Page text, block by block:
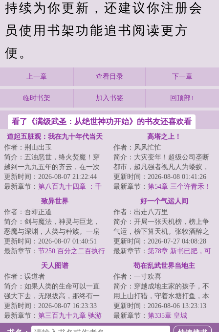
持续为你更新，还建议你注册会
员使用书架功能追书阅读更方
便。
上一章 查看目录 下一章
临时书架 加入书签 回顶部↑
看了《满级武圣：从绝世神功开始》的书友还喜欢看
道起五脏观：我在九十年代当天
师
作者：荆山出玉
简介：五浊恶世，绛火焚魔！穿
越到一九九五年的齐云，在一次
山村的婚宴上。一则关于“神仙
山”传说，将他...
更新时间：2026-08-07 21:22:44
最新章节： 第八百九十四章 ：千
年一见，山门仍在
高塔之上！
作者：风风忙忙
简介：大灾变年！超级公司垄断
都市，超凡强者视凡人为蝼蚁，
上升的通道已被彻底控制。修仙
者们装载【外置...
更新时间：2026-08-08 01:41:26
最新章节： 第54章 三个许青禾！
致异世界
作者：吾即正道
简介：剑与魔法，神灵与巨龙，
恶魔与深渊，人类与种族。一扇
门在这奇幻而诡谲的世界出现，
带来一个不属于...
更新时间：2026-08-07 01:40:51
最新章节： 节250.百分之二百执行
好一个气运人间
作者：出走八万里
简介：开局一张天机榜，榜上争
气运，榜下算天机。张牧酒醉之
间，穿越到了这个聚气运，修武
道的世界。有人...
更新时间：2026-07-27 04:08:28
最新章节： 第78章 新书已肥，可
天人图谱
作者：误道者
简介：如果人类的生命可以一直
强大下去，无限拔高，那终有一
日能与天相接！...
更新时间：2026-08-07 16:23:33
最新章节： 第三百九十九章 驰游
苟在乱武世界当地主
作者：一寸欢喜
简介：穿越成地主家的孩子，不
用上山打猎，守着水塘打鱼，本
身就是撞大运。不料，竟然还有
补贴系统。《铁...
更新时间：2026-08-06 13:23:13
最新章节： 第335章 皇城